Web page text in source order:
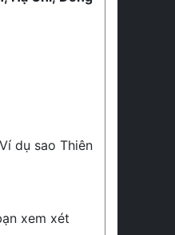
dụ sao Thiên
xem xét